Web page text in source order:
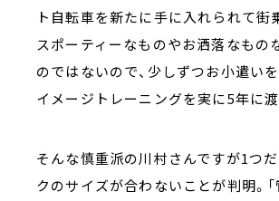
ト自転車を新たに手に入れられて
スポーティーなものやお洒落なもの
のではないので、少しずつお小遣い
イメージトレーニングを実に5年に
そんな慎重派の川村さんですが1つ
クのサイズが合わないことが判明。